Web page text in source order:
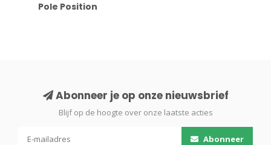
Pole Position
Abonneer je op onze nieuwsbrief
Blijf op de hoogte over onze laatste acties
Abonneer